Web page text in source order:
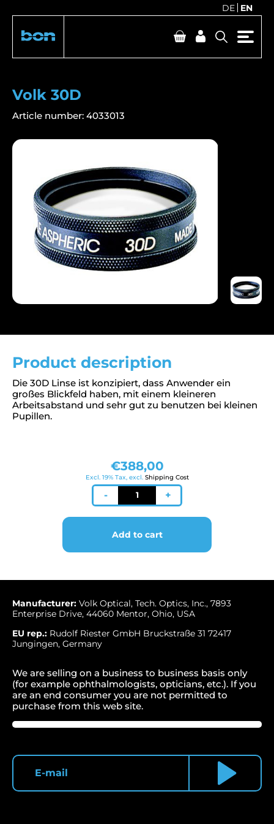
DE EN
Volk 30D
Article number: 4033013
Product description
Die 30D Linse ist konzipiert, dass Anwender ein
großes Blickfeld haben, mit einem kleineren
Arbeitsabstand und sehr gut zu benutzen bei kleinen
Pupillen.
€388,00
Excl. 19% Tax, excl. Shipping Cost
-
Volk
30D
quantity
+
Add to cart
Manufacturer: Volk Optical, Tech. Optics, Inc., 7893
Enterprise Drive, 44060 Mentor, Ohio, USA
EU rep.: Rudolf Riester GmbH Bruckstraße 31 72417
Jungingen, Germany
We are selling on a business to business basis only
(for example ophthalmologists, opticians, etc.). If you
are an end consumer you are not permitted to
purchase from this web site.